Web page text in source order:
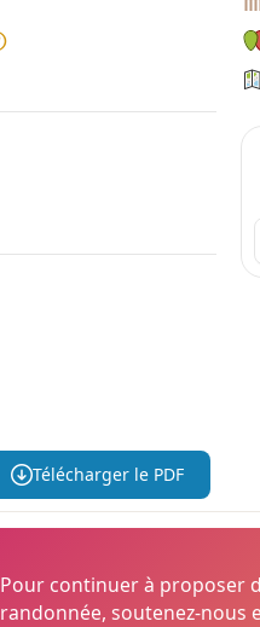
Télécharger le PDF
Pour continuer à proposer
randonnée, soutenez-nous